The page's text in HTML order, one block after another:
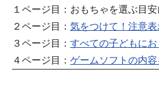
１ページ目：おもちゃを選ぶ目
２ページ目： 気をつけて！注意
３ページ目： すべての子どもにお
４ページ目： ゲームソフトの内